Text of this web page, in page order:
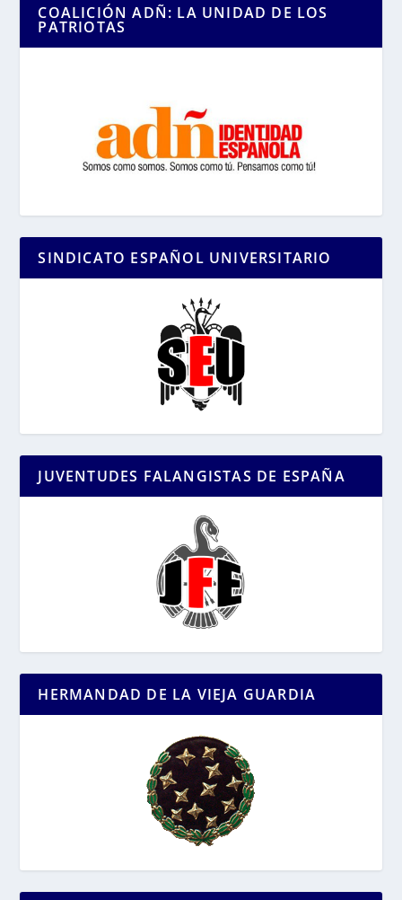
COALICIÓN ADÑ: LA UNIDAD DE LOS
PATRIOTAS
SINDICATO ESPAÑOL UNIVERSITARIO
JUVENTUDES FALANGISTAS DE ESPAÑA
HERMANDAD DE LA VIEJA GUARDIA